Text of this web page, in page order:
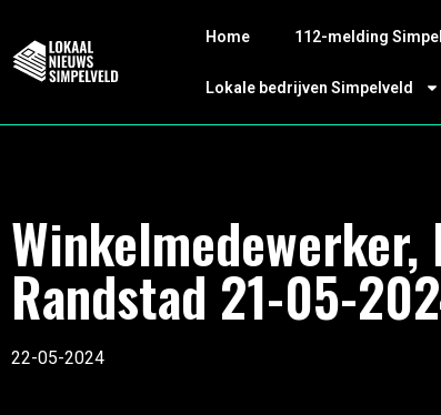
Home 112-melding
Lokale bedrijven Simpelveld
Winkelmedewerker,
Randstad 21-05-
22-05-2024